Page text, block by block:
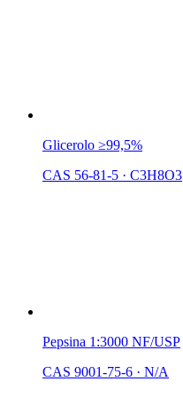
Glicerolo ≥99,5%
CAS 56-81-5 · C3H8O3
Pepsina 1:3000 NF/USP
CAS 9001-75-6 · N/A